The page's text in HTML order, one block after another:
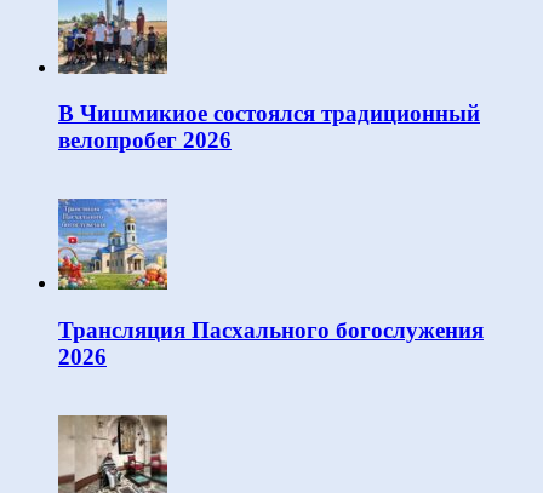
В Чишмикиое состоялся традиционный
велопробег 2026
Трансляция Пасхального богослужения
2026